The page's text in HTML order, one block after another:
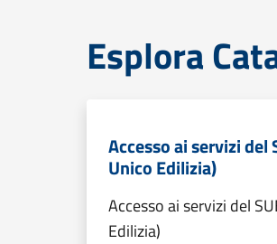
Esplora
Accesso ai servizi del
Unico Edilizia)
Accesso ai servizi del
Edilizia)